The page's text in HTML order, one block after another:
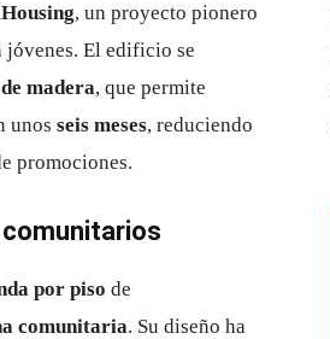
, un proyecto pionero
El edificio se
madera, que permite
unos seis meses, reduciendo
promociones.
por piso de
comunitaria. Su diseño ha